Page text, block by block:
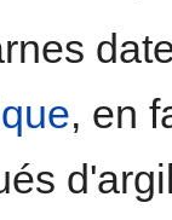
, en